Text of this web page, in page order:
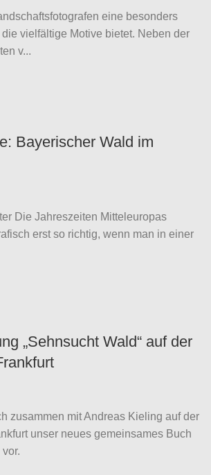
eine besonders
vielfältige Motive bietet. Neben der
v...
Bayerischer Wald im
Die Jahreszeiten Mitteleuropas
erst so richtig, wenn man in einer
„Sehnsucht Wald“ auf der
zusammen mit Andreas Kieling auf der
unser neues gemeinsames Buch